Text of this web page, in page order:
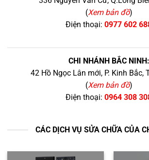
(Xem bản đồ)
Điện thoại: 0977 602
CHI NHÁNH BẮC NINH:
42 Hồ Ngọc Lân mới, P. Kinh Bắc,
(Xem bản đồ)
Điện thoại: 0964 308
CÁC DỊCH VỤ SỬA CHỮA CỦA